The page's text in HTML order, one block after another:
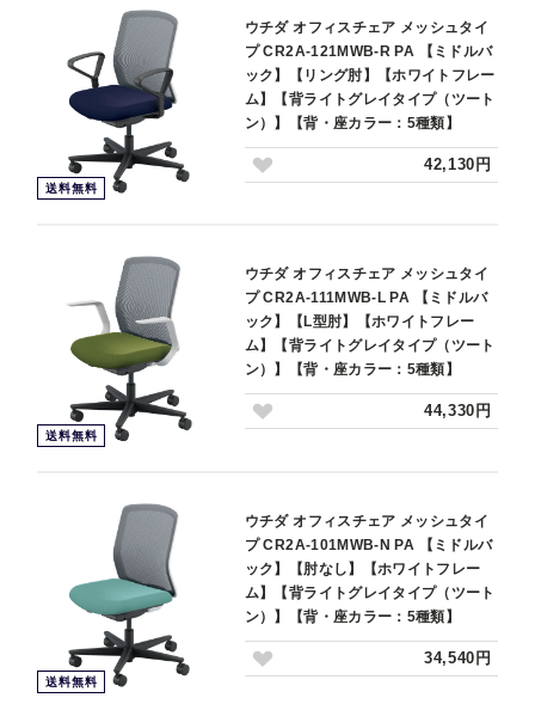
送料無料
ウチダ オフィスチェア メッシュタイ
プ CR2A-121MWB-R PA 【ミドルバ
ック】【リング肘】【ホワイトフレー
ム】【背ライトグレイタイプ（ツート
ン）】【背・座カラー：5種類】
42,130円
送料無料
ウチダ オフィスチェア メッシュタイ
プ CR2A-111MWB-L PA 【ミドルバ
ック】【L型肘】【ホワイトフレー
ム】【背ライトグレイタイプ（ツート
ン）】【背・座カラー：5種類】
44,330円
送料無料
ウチダ オフィスチェア メッシュタイ
プ CR2A-101MWB-N PA 【ミドルバ
ック】【肘なし】【ホワイトフレー
ム】【背ライトグレイタイプ（ツート
ン）】【背・座カラー：5種類】
34,540円